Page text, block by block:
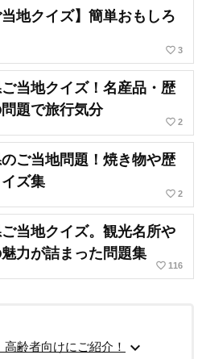
地クイズ】簡単おもしろ
favorite_border 3
ご当地クイズ！名産品・歴
題で旅行気分
favorite_border 2
のご当地問題！焼き物や歴
ズ集
favorite_border 2
ご当地クイズ。観光名所や
力が詰まった問題集
favorite_border 116
高齢者向けにご紹介！
expand_more